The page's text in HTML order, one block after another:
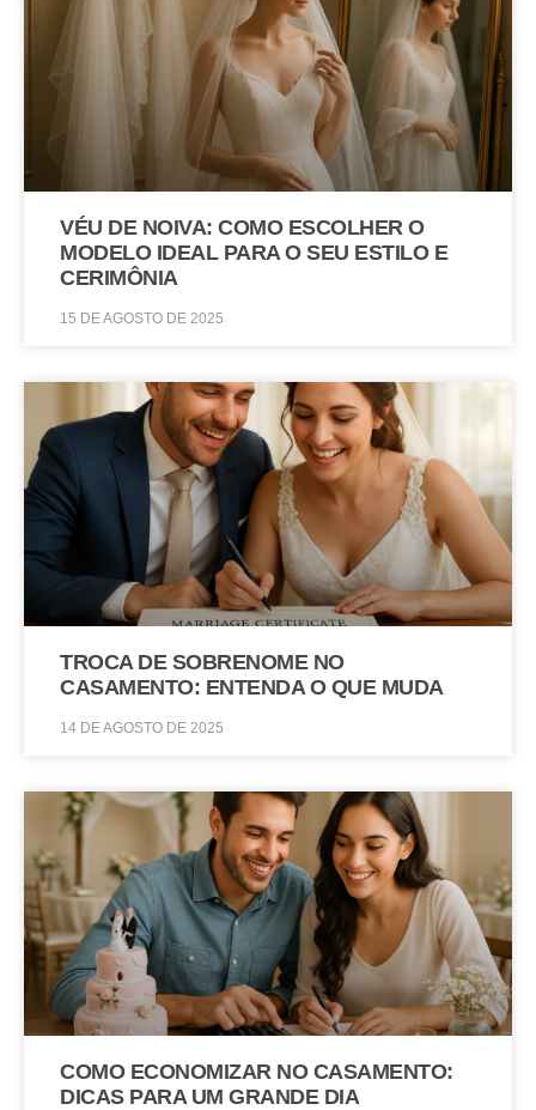
VÉU DE NOIVA: COMO ESCOLHER O
MODELO IDEAL PARA O SEU ESTILO E
CERIMÔNIA
15 DE AGOSTO DE 2025
TROCA DE SOBRENOME NO
CASAMENTO: ENTENDA O QUE MUDA
14 DE AGOSTO DE 2025
COMO ECONOMIZAR NO CASAMENTO:
DICAS PARA UM GRANDE DIA